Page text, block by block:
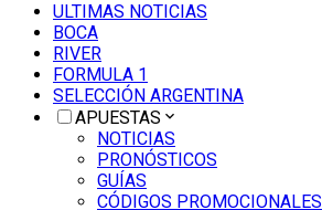
ULTIMAS NOTICIAS
BOCA
RIVER
FORMULA 1
SELECCIÓN ARGENTINA
APUESTAS
NOTICIAS
PRONÓSTICOS
GUÍAS
CÓDIGOS PROMOCIONALES